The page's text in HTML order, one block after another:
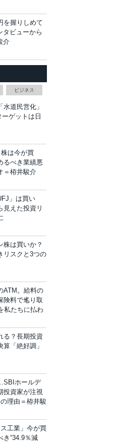
を握りしめて
タビューから
介
ビジネス
道民営化」
ゲットは日
は今が買
るべき業績悪
＝栫井駿介
」は買い
見えた投資リ
は買いか？
リスクと3つの
ATM。給料の
険料で毟り取
私たちに払わ
る？長期投資
「絶好調」
ホールデ
投資家が注視
理由＝栫井駿
工業」今が買
き“34.9％減